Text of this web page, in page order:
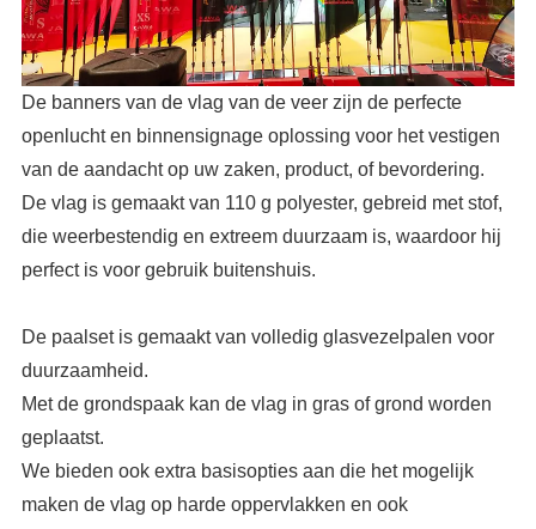
De banners van de vlag van de veer zijn de perfecte
openlucht en binnensignage oplossing voor het vestigen
van de aandacht op uw zaken, product, of bevordering.
De vlag is gemaakt van 110 g polyester, gebreid met stof,
die weerbestendig en extreem duurzaam is, waardoor hij
perfect is voor gebruik buitenshuis.
De paalset is gemaakt van volledig glasvezelpalen voor
duurzaamheid.
Met de grondspaak kan de vlag in gras of grond worden
geplaatst.
We bieden ook extra basisopties aan die het mogelijk
maken de vlag op harde oppervlakken en ook